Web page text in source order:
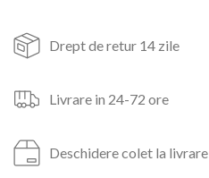
Drept de retur 14 zile
Livrare in 24-72 ore
Deschidere colet la livrare